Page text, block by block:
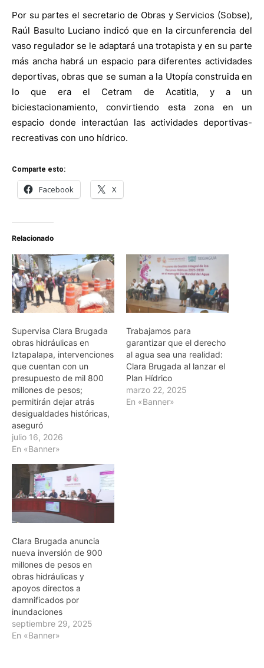
Por su partes el secretario de Obras y Servicios (Sobse),
Raúl Basulto Luciano indicó que en la circunferencia del
vaso regulador se le adaptará una trotapista y en su parte
más ancha habrá un espacio para diferentes actividades
deportivas, obras que se suman a la Utopía construida en
lo que era el Cetram de Acatitla, y a un
biciestacionamiento, convirtiendo esta zona en un
espacio donde interactúan las actividades deportivas-
recreativas con uno hídrico.
Comparte esto:
Facebook X
Relacionado
Supervisa Clara Brugada
obras hidráulicas en
Iztapalapa, intervenciones
que cuentan con un
presupuesto de mil 800
millones de pesos;
permitirán dejar atrás
desigualdades históricas,
aseguró
julio 16, 2026
En «Banner»
Trabajamos para
garantizar que el derecho
al agua sea una realidad:
Clara Brugada al lanzar el
Plan Hídrico
marzo 22, 2025
En «Banner»
Clara Brugada anuncia
nueva inversión de 900
millones de pesos en
obras hidráulicas y
apoyos directos a
damnificados por
inundaciones
septiembre 29, 2025
En «Banner»